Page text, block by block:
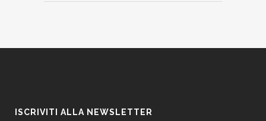
ISCRIVITI ALLA NEWSLETTER